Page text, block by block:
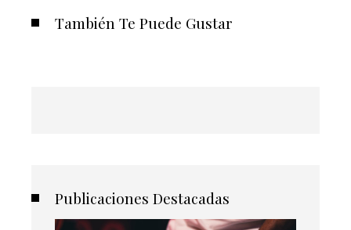
También Te Puede Gustar
Publicaciones Destacadas